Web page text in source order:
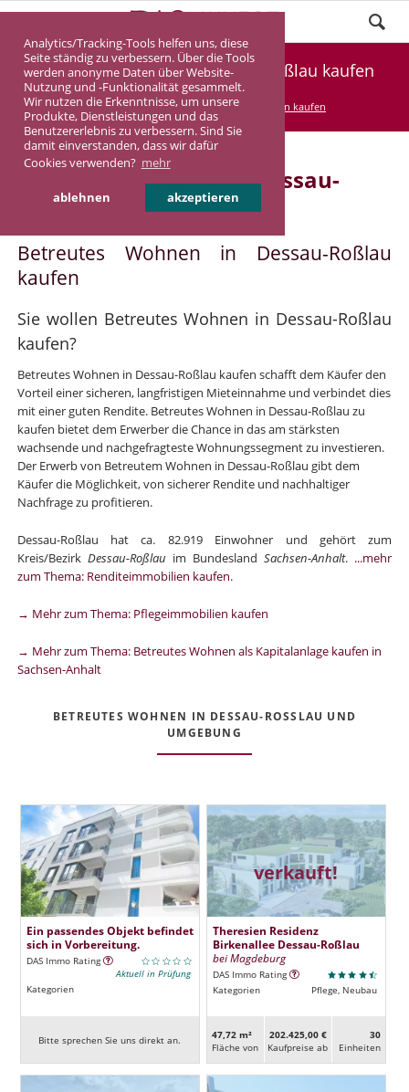
Analytics/Tracking-Tools helfen uns, diese
Seite ständig zu verbessern. Über die Tools
werden anonyme Daten über Website-
Nutzung und -Funktionalität gesammelt.
Wir nutzen die Erkenntnisse, um unsere
Produkte, Dienstleistungen und das
Benutzererlebnis zu verbessern. Sind Sie
damit einverstanden, dass wir dafür
Cookies verwenden? mehr
ablehnen akzeptieren
Betreutes Wohnen in Dessau-Roßlau kaufen
DASINVEST Service Betreutes Wohnen kaufen
Betreutes Wohnen in Dessau-
Roßlau
Betreutes Wohnen in Dessau-Roßlau
kaufen
Sie wollen Betreutes Wohnen in Dessau-Roßlau
kaufen?
Betreutes Wohnen in Dessau-Roßlau kaufen schafft dem Käufer den
Vorteil einer sicheren, langfristigen Mieteinnahme und verbindet dies
mit einer guten Rendite. Betreutes Wohnen in Dessau-Roßlau zu
kaufen bietet dem Erwerber die Chance in das am stärksten
wachsende und nachgefragteste Wohnungssegment zu investieren.
Der Erwerb von Betreutem Wohnen in Dessau-Roßlau gibt dem
Käufer die Möglichkeit, von sicherer Rendite und nachhaltiger
Nachfrage zu profitieren.
Dessau-Roßlau hat ca. 82.919 Einwohner und gehört zum
Kreis/Bezirk Dessau-Roßlau im BundeslandSachsen-Anhalt. ...mehr
zum Thema: Renditeimmobilien kaufen.
→ Mehr zum Thema: Pflegeimmobilien kaufen
→ Mehr zum Thema: Betreutes Wohnen als Kapitalanlage kaufen in
Sachsen-Anhalt
BETREUTES WOHNEN IN DESSAU-ROSSLAU UND U
MGEBUNG
Ein passendes Objekt befindet
sich in Vorbereitung.
DAS Immo Rating
Aktuell in Prüfung
Kategorien
Bitte sprechen Sie uns direkt an.
verkauft!
Theresien Residenz
Birkenallee Dessau-Roßlau
bei Magdeburg
DAS Immo Rating
Kategorien
Pflege, Neubau
47,72 m²
Fläche von
202.425,00 €
Kaufpreise ab
30
Ein­heiten